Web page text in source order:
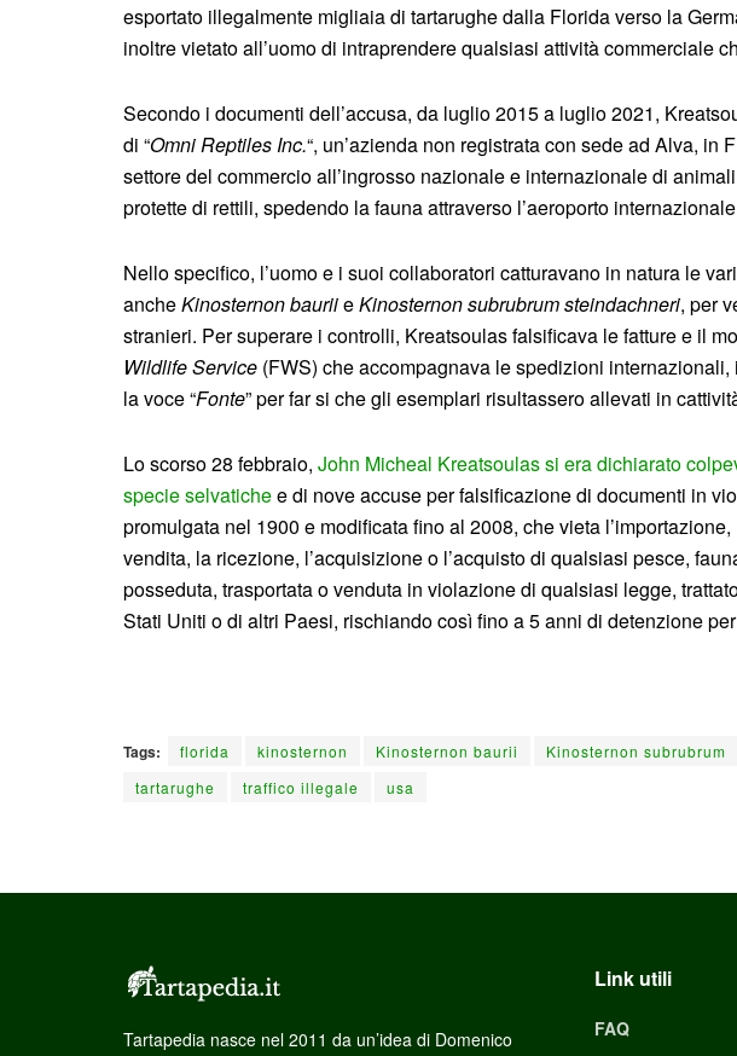
esportato illegalmente migliaia di tartarughe dalla Florida verso la
inoltre vietato all’uomo di intraprendere qualsiasi attività commerciale
Secondo i documenti dell’accusa, da luglio 2015 a luglio 2021,
di “Omni Reptiles Inc.“, un’azienda non registrata con sede ad Alva, in
settore del commercio all’ingrosso nazionale e internazionale di
protette di rettili, spedendo la fauna attraverso l’aeroporto
Nello specifico, l’uomo e i suoi collaboratori catturavano in natura le
ancheKinosternon bauriieKinosternon subrubrum steindachneri, per
stranieri. Per superare i controlli, Kreatsoulas falsificava le fatture e il
Wildlife Service (FWS) che accompagnava le spedizioni
la voce “Fonte” per far si che gli esemplari risultassero allevati in
Lo scorso 28 febbraio, John Micheal Kreatsoulas si era dichiarato
specie selvatichee di nove accuse per falsificazione di documenti in
promulgata nel 1900 e modificata fino al 2008, che vieta
vendita, la ricezione, l’acquisizione o l’acquisto di qualsiasi pesce,
posseduta, trasportata o venduta in violazione di qualsiasi legge,
Stati Uniti o di altri Paesi, rischiando così fino a 5 anni di detenzione
Tags: florida kinosternon Kinosternon baurii Kinosternon subrubrum
tartarughe
traffico illegale usa
Tartapedia nasce nel 2011 da un’idea di Domenico
Link utili
FAQ